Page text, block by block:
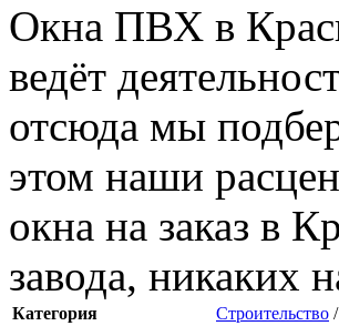
Окна ПВХ в
ведёт
отсюда мы
этом наши
окна на заказ в
завода, никаких
Категория Строительство /